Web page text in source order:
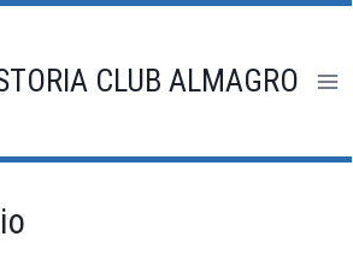
CLUB ALMAGRO